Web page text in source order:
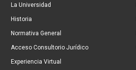
La Universidad
Historia
Normativa General
Acceso Consultorio Jurídico
Experiencia Virtual